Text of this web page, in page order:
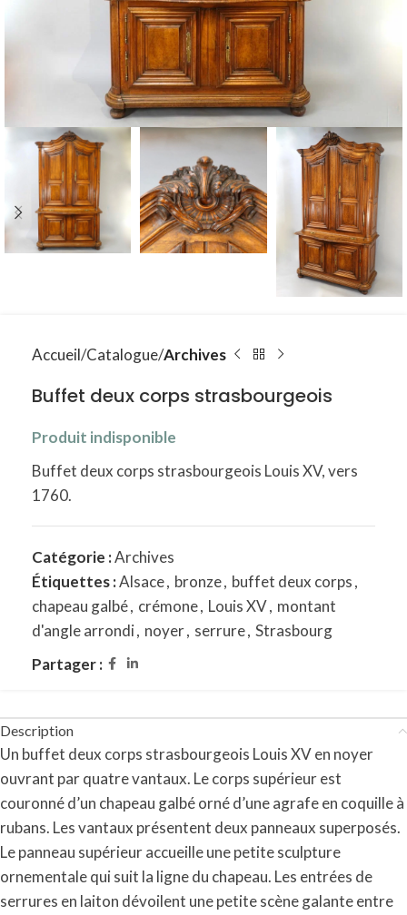
Accueil Catalogue Archives
Buffet deux corps strasbourgeois
Produit indisponible
Buffet deux corps strasbourgeois Louis XV, vers
1760.
Catégorie :Archives
Étiquettes :Alsace, bronze, buffet deux corps,
chapeau galbé, crémone, Louis XV, montant
d'angle arrondi, noyer, serrure, Strasbourg
Partager :
Description
Un buffet deux corps strasbourgeois Louis XV en noyer
ouvrant par quatre vantaux. Le corps supérieur est
couronné d’un chapeau galbé orné d’une agrafe en coquille à
rubans. Les vantaux présentent deux panneaux superposés.
Le panneau supérieur accueille une petite sculpture
ornementale qui suit la ligne du chapeau. Les entrées de
serrures en laiton dévoilent une petite scène galante entre